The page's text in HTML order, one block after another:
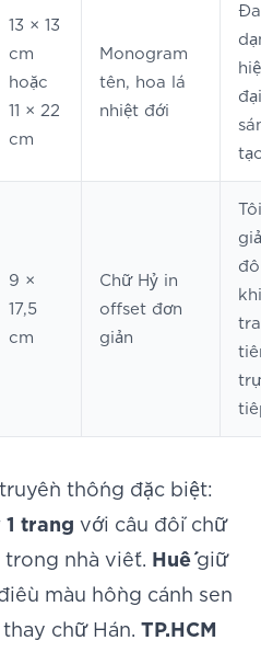
13 × 13
cm
hoặc
11 × 22
cm
Monogram
tên, hoa lá
nhiệt đới
Đa
9 ×
17,5
cm
Chữ Hỷ in
offset đơn
giản
Tối
khi
thống đặc biệt:
trang với câu đối chữ
nhà viết. Huếgiữ
màu hồng cánh sen
chữ Hán. TP.HCM